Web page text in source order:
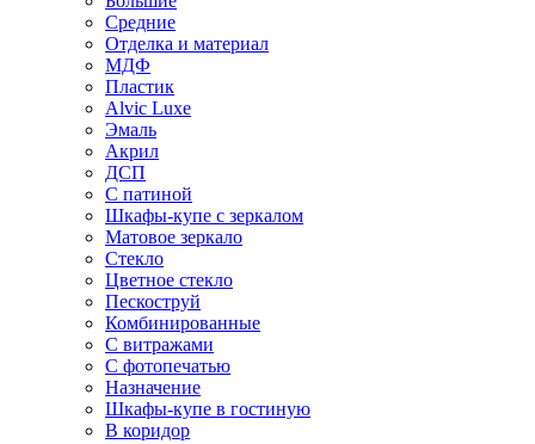
Средние
Отделка и материал
МДФ
Пластик
Alvic Luxe
Эмаль
Акрил
ДСП
С патиной
Шкафы-купе с зеркалом
Матовое зеркало
Стекло
Цветное стекло
Пескоструй
Комбинированные
С витражами
С фотопечатью
Назначение
Шкафы-купе в гостиную
В коридор